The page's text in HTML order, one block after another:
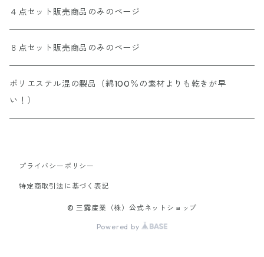
４点セット販売商品のみのページ
８点セット販売商品のみのページ
ポリエステル混の製品（綿100％の素材よりも乾きが早
い！）
プライバシーポリシー
特定商取引法に基づく表記
© 三露産業（株）公式ネットショップ
Powered by